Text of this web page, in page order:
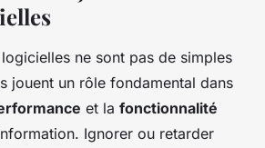
ne sont pas de simples
jouent un rôle fondamental dans
et la fonctionnalité
Ignorer ou retarder